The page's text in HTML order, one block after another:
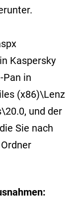
Kaspersky
Pan in
(x86)\Lenz
und der
Sie nach